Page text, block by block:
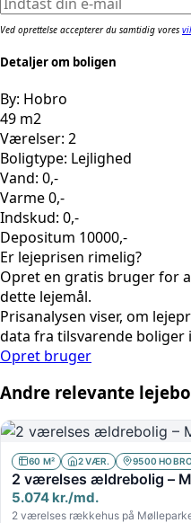
Ved oprettelse accepterer du samtidig vores
Detaljer om boligen
By: Hobro
49 m2
Værelser: 2
Boligtype: Lejlighed
Vand: 0,-
Varme 0,-
Indskud: 0,-
Depositum 10000,-
Er lejeprisen rimelig?
Opret en gratis bruger for
dette lejemål.
Prisanalysen viser, om
data fra tilsvarende boliger
Opret bruger
Andre relevante
60 M² 2 VÆR. 9500
2 værelses ældrebolig –
5.074 kr./md.
2 værelses rækkehus på